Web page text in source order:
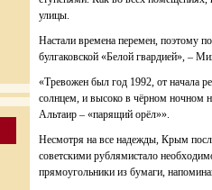
улицы.
Настали времена перемен, поэтому
булгаковской «Белой гвардией», –
«Тревожен был год 1992, от начала
солнцем, и высоко в чёрном ночном
Альтаир – «парящий орёл»».
Несмотря на все надежды, Крым
советскими рублямистало
прямоугольники из бумаги,